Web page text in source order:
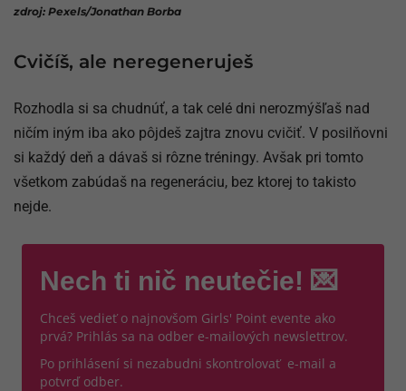
zdroj: Pexels/Jonathan Borba
Cvičíš, ale neregeneruješ
Rozhodla si sa chudnúť, a tak celé dni nerozmýšľaš nad
ničím iným iba ako pôjdeš zajtra znovu cvičiť. V posilňovni
si každý deň a dávaš si rôzne tréningy. Avšak pri tomto
všetkom zabúdaš na regeneráciu, bez ktorej to takisto
nejde.
Nech ti nič neutečie! 💌
Chceš vedieť o najnovšom Girls' Point evente ako
prvá? Prihlás sa na odber e-mailových newslettrov.
Po prihlásení si nezabudni skontrolovať e-mail a
potvrď odber.